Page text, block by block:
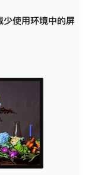
少使用环境中的屏